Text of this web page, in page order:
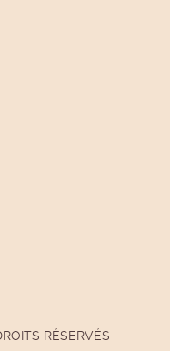
RÉSERVÉS